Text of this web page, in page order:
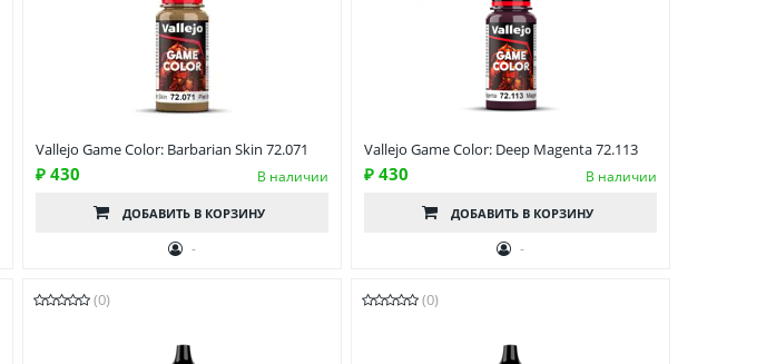
Vallejo Game Color: Barbarian Skin 72.071
₽ 430 В наличии
ДОБАВИТЬ В КОРЗИНУ
-
Vallejo Game Color: Deep Magenta 72.113
₽ 430 В наличии
ДОБАВИТЬ В КОРЗИНУ
-
(0) (0)